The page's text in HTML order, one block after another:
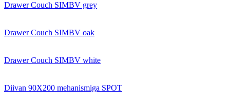
Drawer Couch SIMBV grey
Drawer Couch SIMBV oak
Drawer Couch SIMBV white
Diivan 90X200 mehanismiga SPOT